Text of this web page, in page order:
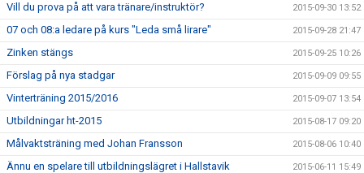
Vill du prova på att vara tränare/instruktör? 2015-09-30 13:52
07 och 08:a ledare på kurs "Leda små lirare" 2015-09-28 21:47
Zinken stängs 2015-09-25 10:26
Förslag på nya stadgar 2015-09-09 09:55
Vinterträning 2015/2016 2015-09-07 13:54
Utbildningar ht-2015 2015-08-17 09:20
Målvaktsträning med Johan Fransson 2015-08-06 10:40
Ännu en spelare till utbildningslägret i Hallstavik 2015-06-11 15:49